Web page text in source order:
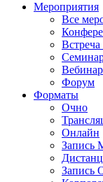
Мероприятия
Все
Встреча
Вебинар
Форум
Форматы
Очно
Онлайн
Запись
Запись